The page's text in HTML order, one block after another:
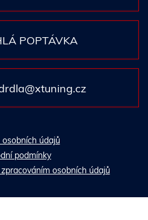
POPTÁVKA
údajů
podmínky
osobních údajů